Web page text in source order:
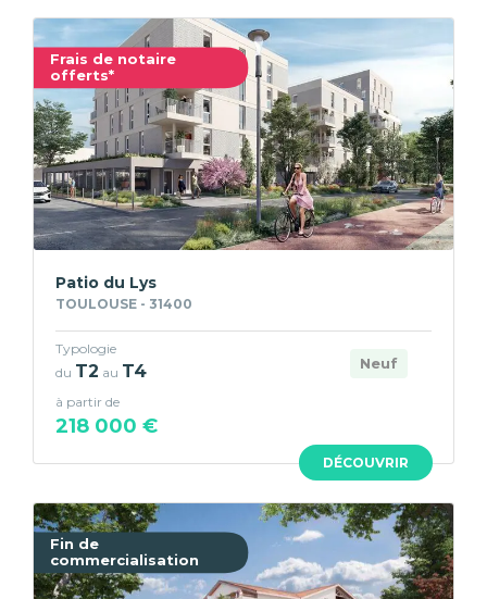
Frais de notaire
offerts*
DÉCOUVRIR
Patio du Lys
TOULOUSE - 31400
Neuf
Typologie
du T2 au T4
à partir de
218 000 €
Fin de
commercialisation